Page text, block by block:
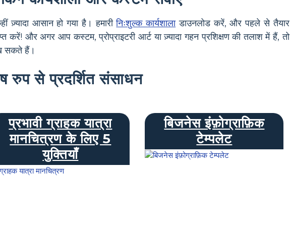
ज़्यादा आसान हो गया है। हमारीनिःशुल्क कार्यशालाडाउनलोड करें, और पहले से तैयार
करें! और अगर आप कस्टम, प्रोप्राइटरी आर्ट या ज़्यादा गहन प्रशिक्षण की तलाश में हैं, तो
सकते हैं।
रुप से प्रदर्शित संसाधन
प्रभावी ग्राहक यात्रा
मानचित्रण के लिए 5
युक्तियाँ
बिजनेस इंफ़ोग्राफ़िक
टेम्पलेट